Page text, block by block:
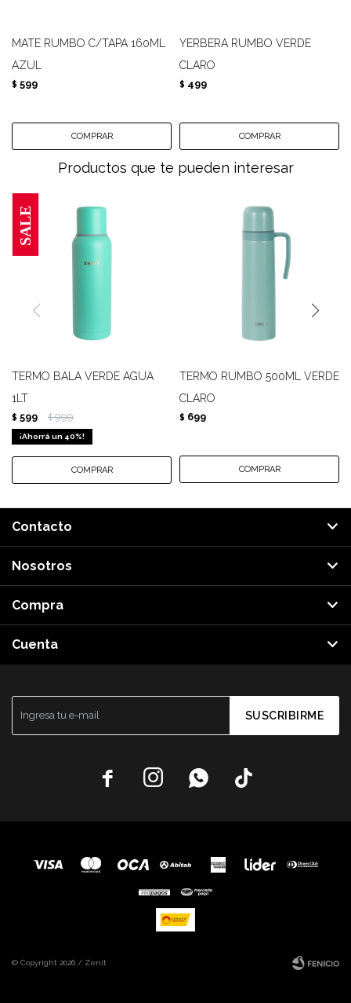
MATE RUMBO C/TAPA 160ML
AZUL
$ 599
YERBERA RUMBO VERDE
CLARO
$ 499
Productos que te pueden interesar
TERMO BALA VERDE AGUA
1LT
$ 599 $ 999
40
TERMO RUMBO 500ML VERDE
CLARO
$ 699
SUSCRIBIRME
   
Contacto
Nosotros
Compra
Cuenta
© Copyright 2026 / Zenit